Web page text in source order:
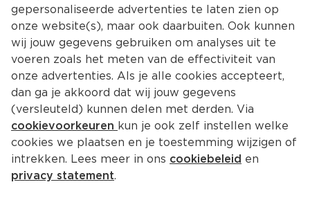
Toblerone Chocoladereep Melk
Stuk 100 g  (kilo €19.90)
gepersonaliseerde advertenties te laten zien op
onze website(s), maar ook daarbuiten. Ook kunnen
wij jouw gegevens gebruiken om analyses uit te
voeren zoals het meten van de effectiviteit van
onze advertenties. Als je alle cookies accepteert,
dan ga je akkoord dat wij jouw gegevens
(versleuteld) kunnen delen met derden. Via
cookievoorkeuren kun je ook zelf instellen welke
cookies we plaatsen en je toestemming wijzigen of
intrekken. Lees meer in ons cookiebeleid en
privacy statement.